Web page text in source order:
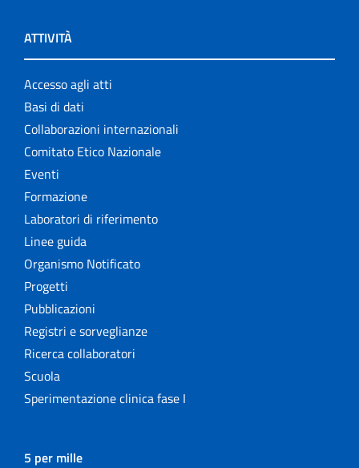
ATTIVITÀ
Accesso agli atti
Basi di dati
Collaborazioni internazionali
Comitato Etico Nazionale
Eventi
Formazione
Laboratori di riferimento
Linee guida
Organismo Notificato
Progetti
Pubblicazioni
Registri e sorveglianze
Ricerca collaboratori
Scuola
Sperimentazione clinica fase I
5 per mille